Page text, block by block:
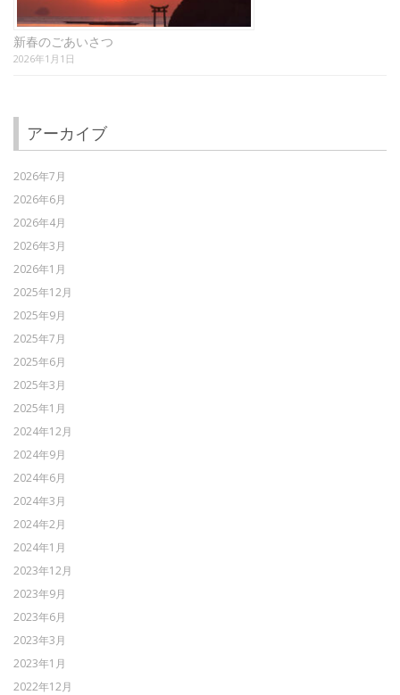
新春のごあいさつ
2026年1月1日
アーカイブ
2026年7月
2026年6月
2026年4月
2026年3月
2026年1月
2025年12月
2025年9月
2025年7月
2025年6月
2025年3月
2025年1月
2024年12月
2024年9月
2024年6月
2024年3月
2024年2月
2024年1月
2023年12月
2023年9月
2023年6月
2023年3月
2023年1月
2022年12月